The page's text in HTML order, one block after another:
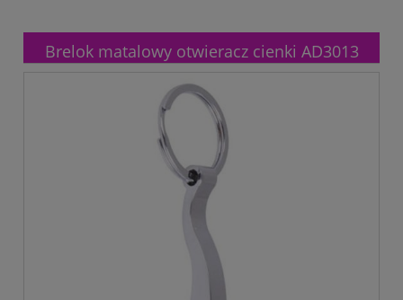
Brelok matalowy otwieracz cienki AD3013